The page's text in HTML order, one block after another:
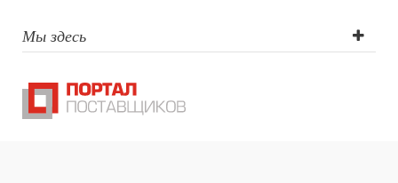
Мы здесь